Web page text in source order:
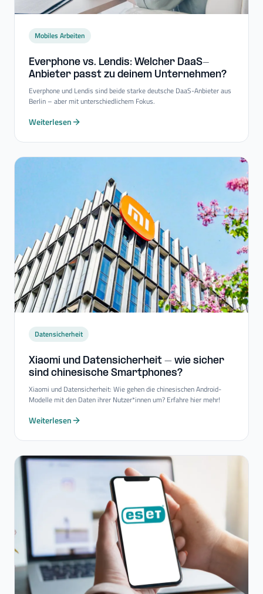
Mobiles Arbeiten
Everphone vs. Lendis: Welcher DaaS-​
Anbieter passt zu deinem Unternehmen?
Everphone und Lendis sind beide starke deutsche DaaS-Anbieter aus
Berlin – aber mit unterschiedlichem Fokus.
Weiterlesen
Datensicherheit
Xiaomi und Datensicherheit – wie sicher
sind chinesische Smartphones?
Xiaomi und Datensicherheit: Wie gehen die chinesischen Android-
Modelle mit den Daten ihrer Nutzer*innen um? Erfahre hier mehr!
Weiterlesen